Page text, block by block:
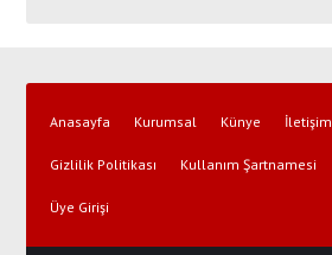
Anasayfa Kurumsal Künye İletişim
Gizlilik Politikası Kullanım Şartnamesi
Üye Girişi